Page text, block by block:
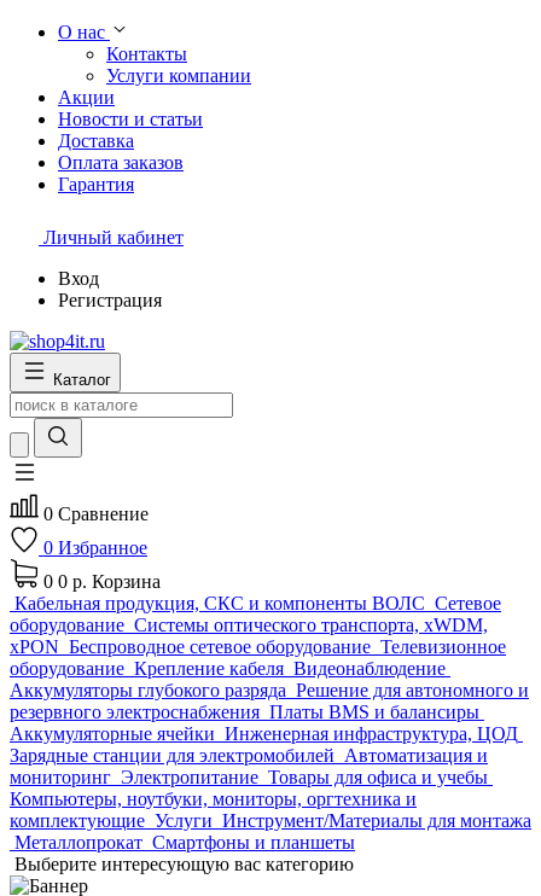
О нас
Контакты
Услуги компании
Акции
Новости и статьи
Доставка
Оплата заказов
Гарантия
Личный кабинет
Вход
Регистрация
Каталог
0 Сравнение
0 Избранное
0 0 р. Корзина
Кабельная продукция, СКС и компоненты ВОЛС Сетевое
оборудование Системы оптического транспорта, xWDM,
xPON Беспроводное сетевое оборудование Телевизионное
оборудование Крепление кабеля Видеонаблюдение
Аккумуляторы глубокого разряда Решение для автономного и
резервного электроснабжения Платы BMS и балансиры
Аккумуляторные ячейки Инженерная инфраструктура, ЦОД
Зарядные станции для электромобилей Автоматизация и
мониторинг Электропитание Товары для офиса и учебы
Компьютеры, ноутбуки, мониторы, оргтехника и
комплектующие Услуги Инструмент/Материалы для монтажа
Металлопрокат Смартфоны и планшеты
Выберите интересующую вас категорию